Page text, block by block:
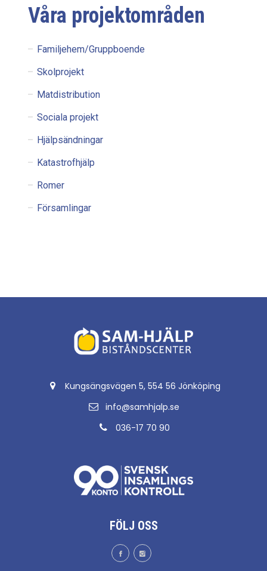
Våra projektområden
Familjehem/Gruppboende
Skolprojekt
Matdistribution
Sociala projekt
Hjälpsändningar
Katastrofhjälp
Romer
Församlingar
Kungsängsvägen 5, 554 56 Jönköping
info@samhjalp.se
036-17 70 90
FÖLJ OSS